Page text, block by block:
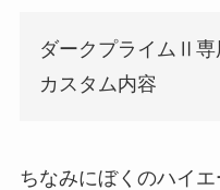
ダークプライムⅡ専
カスタム内容
ちなみにぼくのハイ